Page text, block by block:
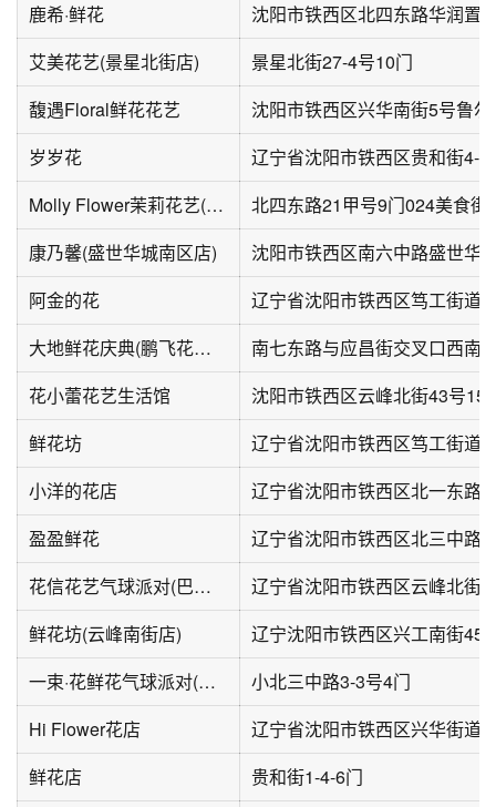
鹿希·鲜花
沈阳市铁西区北四东路华润置
艾美花艺(景星北街店)
景星北街27-4号10门
馥遇Floral鲜花花艺
沈阳市铁西区兴华南街5号鲁
岁岁花
辽宁省沈阳市铁西区贵和街4-5
Molly Flower茉莉花艺(024美食街店)
康乃馨(盛世华城南区店)
沈阳市铁西区南六中路盛世华
阿金的花
辽宁省沈阳市铁西区笃工街道
大地鲜花庆典(鹏飞花园店)
南七东路与应昌街交叉口西南
花小蕾花艺生活馆
沈阳市铁西区云峰北街43号15
鲜花坊
辽宁省沈阳市铁西区笃工街道
小洋的花店
辽宁省沈阳市铁西区北一东路
盈盈鲜花
辽宁省沈阳市铁西区北三中路
花信花艺气球派对(巴塞罗那店)
辽宁省沈阳市铁西区云峰北街
鲜花坊(云峰南街店)
辽宁沈阳市铁西区兴工南街45
一束·花鲜花气球派对(君临天下三期店)
小北三中路3-3号4门
Hi Flower花店
辽宁省沈阳市铁西区兴华街道
鲜花店
贵和街1-4-6门